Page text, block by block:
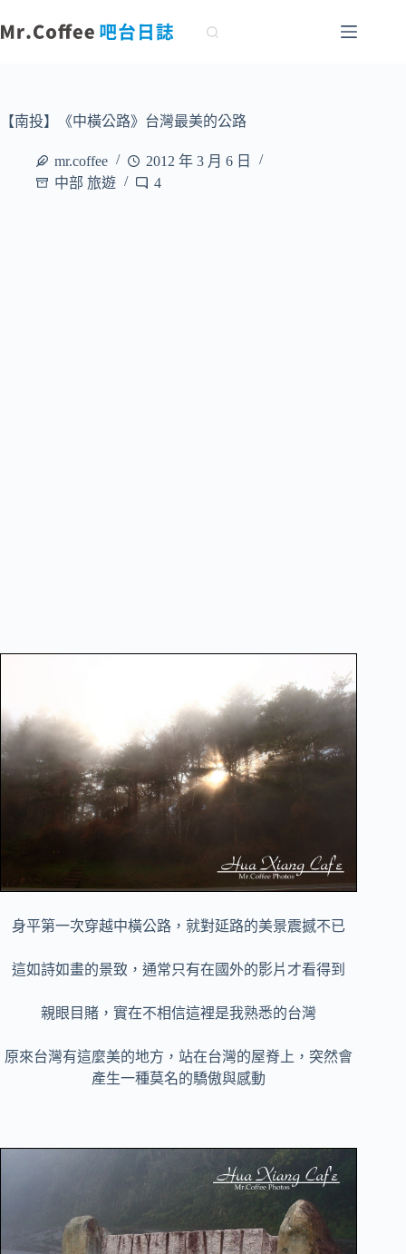
至
容【南投】《中橫公路》台灣最美的公路
mr.coffee
2012 年 3 月 6 日
中部 旅遊
4
身平第一次穿越中橫公路，就對延路的美景震撼不已
這如詩如畫的景致，通常只有在國外的影片才看得到
親眼目賭，實在不相信這裡是我熟悉的台灣
原來台灣有這麼美的地方，站在台灣的屋脊上，突然會
產生一種莫名的驕傲與感動